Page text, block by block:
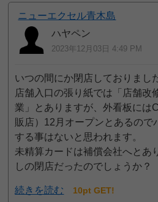
ニューエクセル青木島
ハヤペン
2023年12月03日 4:49 PM
いつの間にか閉店しておりまし
店舗入口の張り紙では「店舗改
業」とありますが、外看板には
販店）12月オープンとあるので
する事はないと思われます。
未精算カードは補償会社へとあ
しの閉店だったのでしょうか？
続きを読む 10pt GET!